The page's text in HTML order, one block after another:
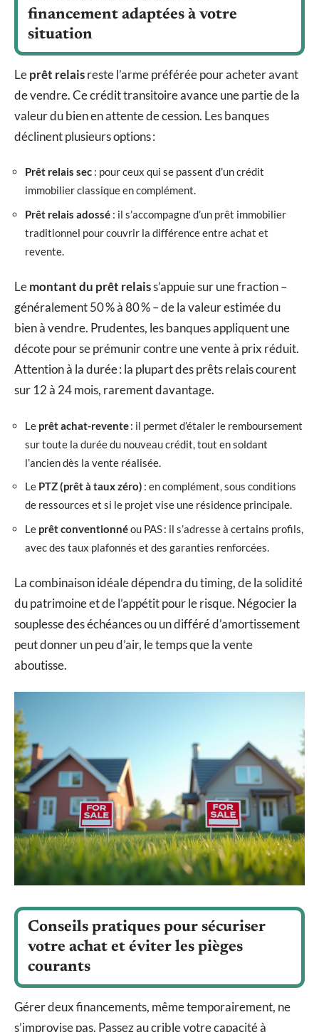
financement adaptées à votre
situation
Leprêt relaisreste l’arme préférée pour acheter avant
de vendre. Ce crédit transitoire avance une partie de la
valeur du bien en attente de cession. Les banques
déclinent plusieurs options :
Prêt relais sec : pour ceux qui se passent d’un crédit
immobilier classique en complément.
Prêt relais adossé : il s’accompagne d’un prêt immobilier
traditionnel pour couvrir la différence entre achat et
revente.
Lemontant du prêt relaiss’appuie sur une fraction –
généralement 50 % à 80 % – de la valeur estimée du
bien à vendre. Prudentes, les banques appliquent une
décote pour se prémunir contre une vente à prix réduit.
Attention à la durée : la plupart des prêts relais courent
sur 12 à 24 mois, rarement davantage.
Le prêt achat-revente: il permet d’étaler le remboursement
sur toute la durée du nouveau crédit, tout en soldant
l’ancien dès la vente réalisée.
Le PTZ (prêt à taux zéro) : en complément, sous conditions
de ressources et si le projet vise une résidence principale.
Le prêt conventionnéou PAS : il s’adresse à certains profils,
avec des taux plafonnés et des garanties renforcées.
La combinaison idéale dépendra du timing, de la solidité
du patrimoine et de l’appétit pour le risque. Négocier la
souplesse des échéances ou un différé d’amortissement
peut donner un peu d’air, le temps que la vente
aboutisse.
Conseils pratiques pour sécuriser
votre achat et éviter les pièges
courants
Gérer deux financements, même temporairement, ne
s’improvise pas. Passez au crible votre capacité à